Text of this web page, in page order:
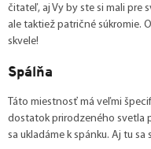
čitateľ, aj Vy by ste si mali pre
ale taktiež patričné súkromie.
skvele!
Spálňa
Táto miestnosť má veľmi
dostatok prirodzeného svetla
sa ukladáme k spánku. Aj tu sa